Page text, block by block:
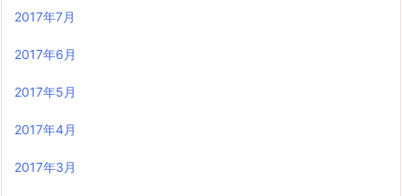
2017年7月
2017年6月
2017年5月
2017年4月
2017年3月